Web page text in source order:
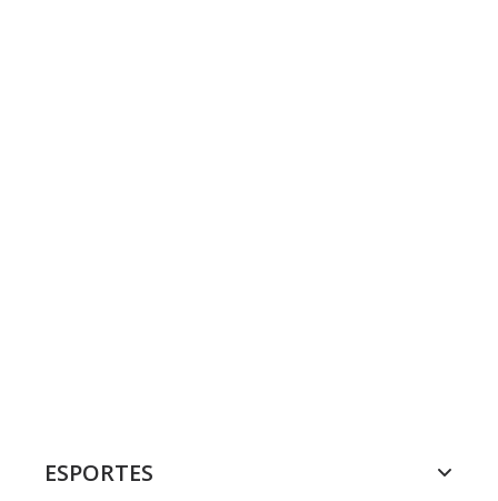
ESPORTES